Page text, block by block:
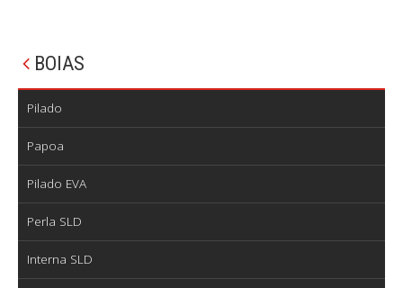
BOIAS
Pilado
Papoa
Pilado EVA
Perla SLD
Interna SLD